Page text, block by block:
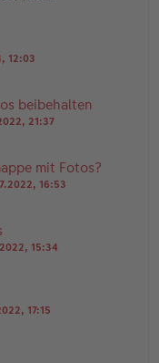
12:03
beibehalten
21:37
mit Fotos?
16:53
15:34
17:15